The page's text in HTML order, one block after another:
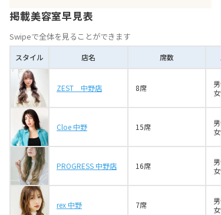
掲載美容室早見表
Swipeで全体を見ることができます
スタイル 店名 席数
ZEST 中野店 8席
Cloe 中野 15席
PROGRESS 中野店 16席
rex 中野 7席